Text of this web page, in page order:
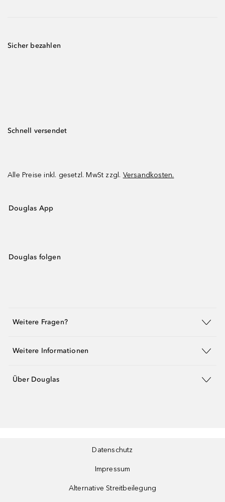
Sicher bezahlen
Schnell versendet
Alle Preise inkl. gesetzl. MwSt zzgl. Versandkosten.
Douglas App
Douglas folgen
Weitere Fragen?
Weitere Informationen
Über Douglas
Datenschutz
Impressum
Alternative Streitbeilegung